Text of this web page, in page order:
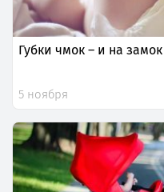
Губки чмок – и на замок
5 ноября